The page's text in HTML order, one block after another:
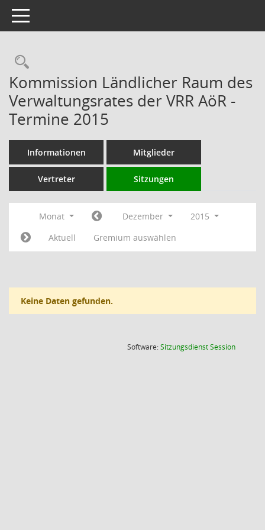
Toggle navigation
Rechercheauswahl
Kommission Ländlicher Raum des
Verwaltungsrates der VRR AöR -
Termine 2015
Informationen Mitglieder
Vertreter Sitzungen
Monat Dezember
2015
Aktuell
Gremium auswählen
Keine Daten gefunden.
Software:SitzungsdienstSession(Wird in